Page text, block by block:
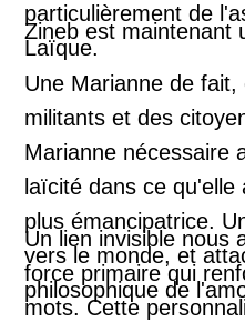
Je vous prie de bien
Le Président, mes
respectueux.
Bien à vous,
Une Mère, qui veut
Lumières dans ses
particulièrement de
Laïque.
Zineb est maintenant
Une Marianne de
militants et des
Marianne nécessaire
laïcité dans ce
plus émancipatrice.
vers le monde, et
philosophique de
Un lien invisible nous
force primaire qui
mots. Cette